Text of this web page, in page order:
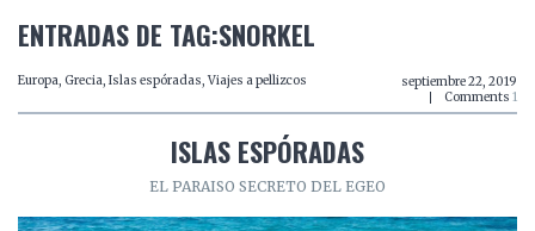
ENTRADAS DE TAG:SNORKEL
Europa, Grecia, Islas espóradas, Viajes a pellizcos
septiembre 22, 2019
Comments 1
ISLAS ESPÓRADAS
EL PARAISO SECRETO DEL EGEO